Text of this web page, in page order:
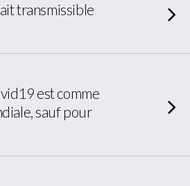
transmissible
est comme
sauf pour